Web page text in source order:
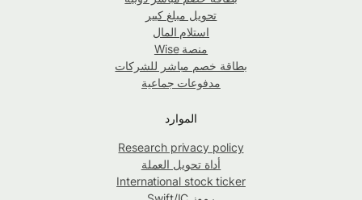
تحويل مبلغ كبير
استلام المال
منصة Wise
بطاقة خصم مباشر للشركات
مدفوعات جماعية
الموارد
Research privacy policy
أداة تحويل العملة
International stock ticker